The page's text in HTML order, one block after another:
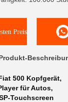
Preis
500 Kopfgerät,
für Autos,
Touchscreen